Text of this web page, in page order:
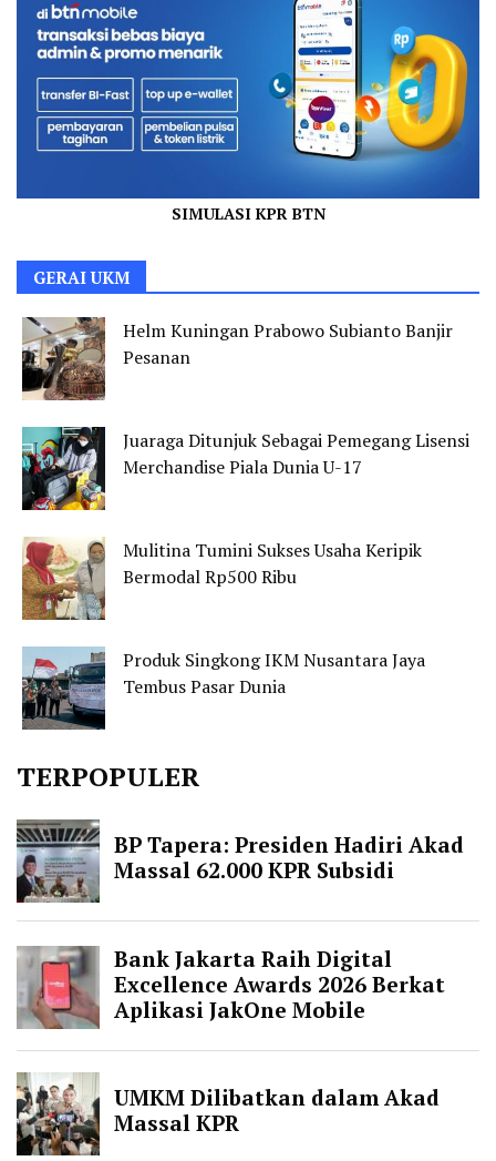
SIMULASI KPR BTN
GERAI UKM
Helm Kuningan Prabowo Subianto Banjir
Pesanan
Juaraga Ditunjuk Sebagai Pemegang Lisensi
Merchandise Piala Dunia U-17
Mulitina Tumini Sukses Usaha Keripik
Bermodal Rp500 Ribu
Produk Singkong IKM Nusantara Jaya
Tembus Pasar Dunia
TERPOPULER